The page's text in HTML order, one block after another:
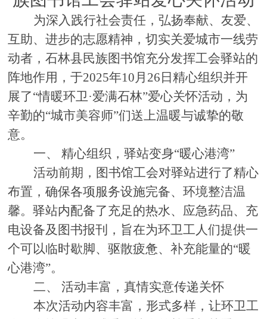
为深入践行社会责任，弘扬奉献、友爱、
互助、进步的志愿精神，切实关爱城市一线劳
动者，石林县民族图书馆充分发挥工会驿站的
阵地作用，于2025年10月 26 日精心组织并开
展了“情暖环卫·爱满石林”爱心关怀活动，为
辛勤的“城市美容师”们送上温暖与诚挚的敬
意。
一、
精心组织，驿站变身“暖心港湾”
活动前期，图书馆工会对驿站进行了精心
布置，确保各项服务设施完备、环境整洁温
馨。驿站内配备了充足的热水、应急药品、充
电设备及图书报刊，旨在为环卫工人们提供一
个可以临时歇脚、驱散疲惫、补充能量的“暖
心港湾”。
二、
活动丰富，真情实意传递关怀
本次活动内容丰富，形式多样，让环卫工